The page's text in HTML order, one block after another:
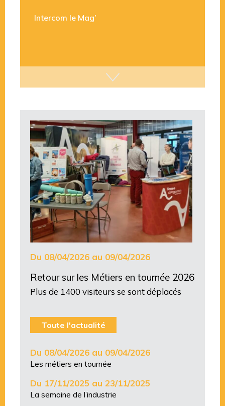
Du 08/04/2026 au 09/04/2026
Retour sur les Métiers en tournée 2026
Plus de 1400 visiteurs se sont déplacés
Toute l'actualité
Du 08/04/2026 au 09/04/2026
Les métiers en tournée
Du 17/11/2025 au 23/11/2025
La semaine de l’industrie